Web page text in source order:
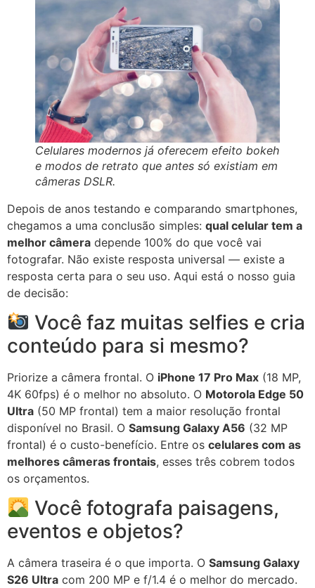
Celulares modernos já oferecem efeito bokeh
e modos de retrato que antes só existiam em
câmeras DSLR.
Depois de anos testando e comparando smartphones,
chegamos a uma conclusão simples: qual celular tem a
melhor câmera depende 100% do que você vai
fotografar. Não existe resposta universal — existe a
resposta certa para o seu uso. Aqui está o nosso guia
de decisão:
Você faz muitas selfies e cria
conteúdo para si mesmo?
Priorize a câmera frontal. O iPhone 17 Pro Max (18 MP,
4K 60fps) é o melhor no absoluto. O Motorola Edge 50
Ultra (50 MP frontal) tem a maior resolução frontal
disponível no Brasil. O Samsung Galaxy A56 (32 MP
frontal) é o custo-benefício. Entre os celulares com as
melhores câmeras frontais, esses três cobrem todos
os orçamentos.
Você fotografa paisagens,
eventos e objetos?
A câmera traseira é o que importa. O Samsung Galaxy
S26 Ultra com 200 MP e f/1.4 é o melhor do mercado.